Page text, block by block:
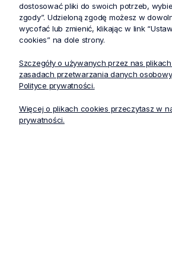
wybrać stroje medyczne oraz ubrania
dostosować pliki do swoich potrzeb,
zgody”. Udzieloną zgodę możesz w
wycofać lub zmienić, klikając w link
cookies” na dole strony.
Szczegóły o używanych przez nas
zasadach przetwarzania danych
Polityce prywatności.
Więcej o plikach cookies przeczytasz w
prywatności.